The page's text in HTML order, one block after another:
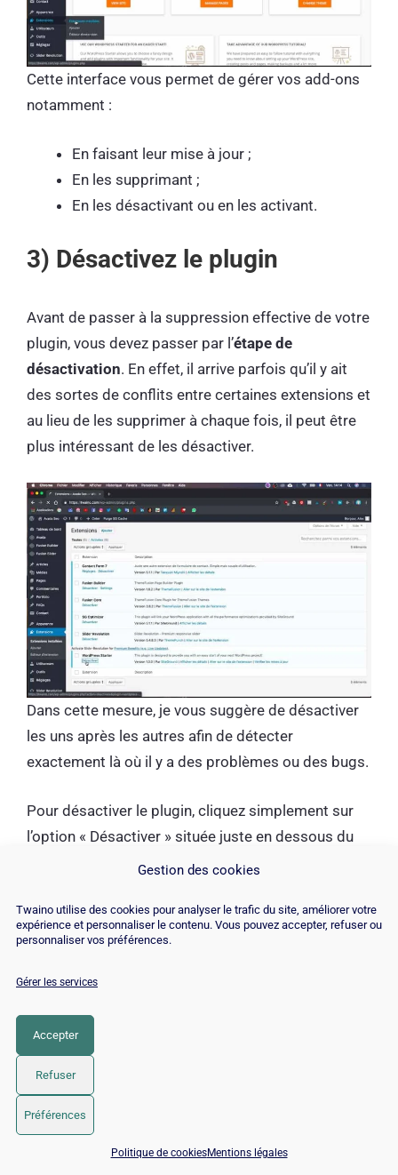
Gestion des cookies
Twaino utilise des cookies pour analyser le trafic du site, améliorer votre
expérience et personnaliser le contenu. Vous pouvez accepter, refuser ou
personnaliser vos préférences.
Gérer les services
Accepter
Refuser
Préférences
Politique de cookiesMentions légales
Cette interface vous permet de gérer vos add-ons
notamment :
En faisant leur mise à jour ;
En les supprimant ;
En les désactivant ou en les activant.
3) Désactivez le plugin
Avant de passer à la suppression effective de votre
plugin, vous devez passer par l’étape de
désactivation. En effet, il arrive parfois qu’il y ait
des sortes de conflits entre certaines extensions et
au lieu de les supprimer à chaque fois, il peut être
plus intéressant de les désactiver.
Dans cette mesure, je vous suggère de désactiver
les uns après les autres afin de détecter
exactement là où il y a des problèmes ou des bugs.
Pour désactiver le plugin, cliquez simplement sur
l’option « Désactiver » située juste en dessous du
nom de l’extension.
à la place de l’option « Désactiver » deux autres
📅 Réserver 15 min avec un expert SEO / GEO